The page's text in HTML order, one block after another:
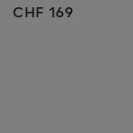
CHF 169